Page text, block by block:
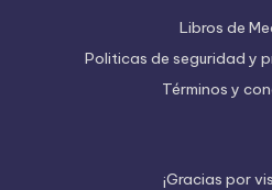
Libros de
Politicas de seguridad y
Términos y
¡Gracias porvis